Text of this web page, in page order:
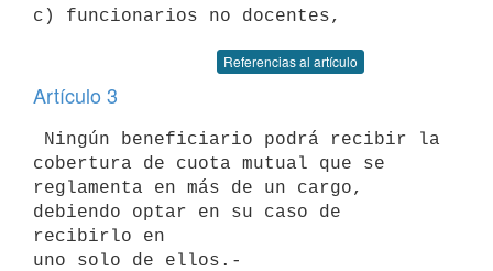
Referencias al artículo
Artículo 3
cobertura de cuota mutual que se
reglamenta en más de un cargo,
debiendo optar en su caso de
recibirlo en
uno solo de ellos.-